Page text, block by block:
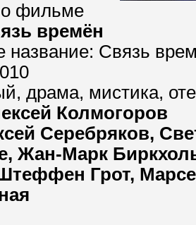
фильме
времён
название: Связь
драма, мистика,
Колмогоров
Серебряков,
Жан-Марк
Грот,